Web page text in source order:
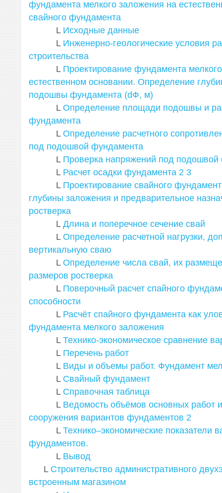
фундамента мелкого заложения на
свайного фундамента
L Исходные данные
L Инженерно-геологические условия
строительства
L Проектирование фундамента
естественном основании. Определение
подошвы фундамента (dФ, м)
L Определение площади подошвы и
фундамента
L Определение расчетного
под подошвой фундамента
L Проверка напряжений под
L Расчет осадки фундамента 2 3
L Проектирование свайного
глубины заложения и предварительное
ростверка
L Длина и поперечное сечение свай
L Определение расчетной нагрузки,
вертикальную сваю
L Определение числа свай, их
размеров ростверка
L Поверочный расчет спайного
способности
L Расчёт спайного фундамента как
фундамента мелкого заложения
L Технико-экономическое сравнение
L Перечень работ
L Виды и объемы работ. Фундамент
L Свайный фундамент
L Справочная таблица
L Ведомость объёмов основных работ
сооружения вариантов фундаментов 2
L Технико–экономические показатели
фундаментов.
L Вывод
L Строительство административного
встроенным магазином